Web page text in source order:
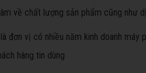
về chất lượng sản phẩm cũng như
đơn vị có nhiều năm kinh doanh
hàng tin dùng